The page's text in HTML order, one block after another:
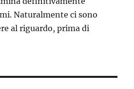
Naturalmente ci sono
al riguardo, prima di